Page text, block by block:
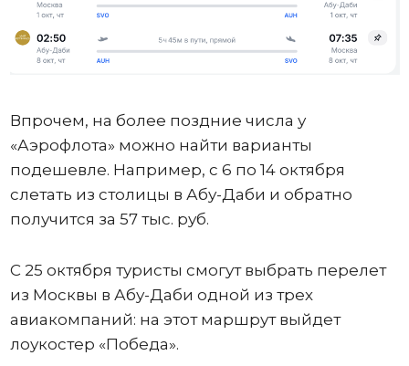
Впрочем, на более поздние числа у
«Аэрофлота» можно найти варианты
подешевле. Например, с 6 по 14 октября
слетать из столицы в Абу-Даби и обратно
получится за 57 тыс. руб.
С 25 октября туристы смогут выбрать перелет
из Москвы в Абу-Даби одной из трех
авиакомпаний: на этот маршрут выйдет
лоукостер «Победа».